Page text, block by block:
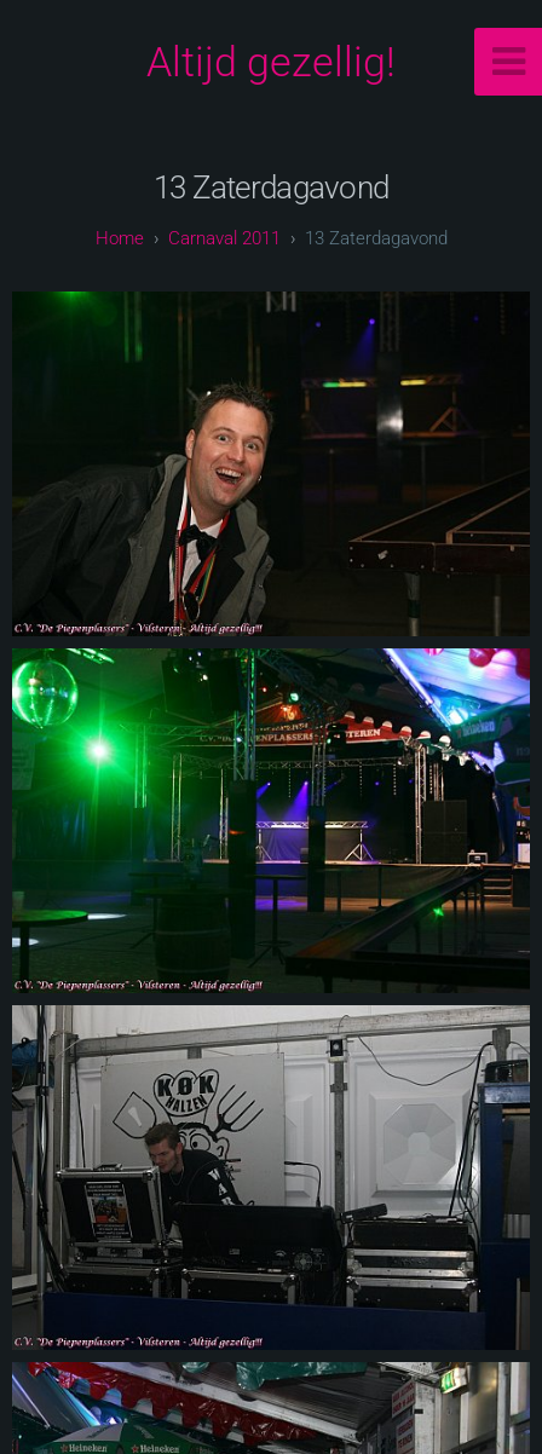
Altijd gezellig!
13 Zaterdagavond
Carnaval 2011 13 Zaterdagavond